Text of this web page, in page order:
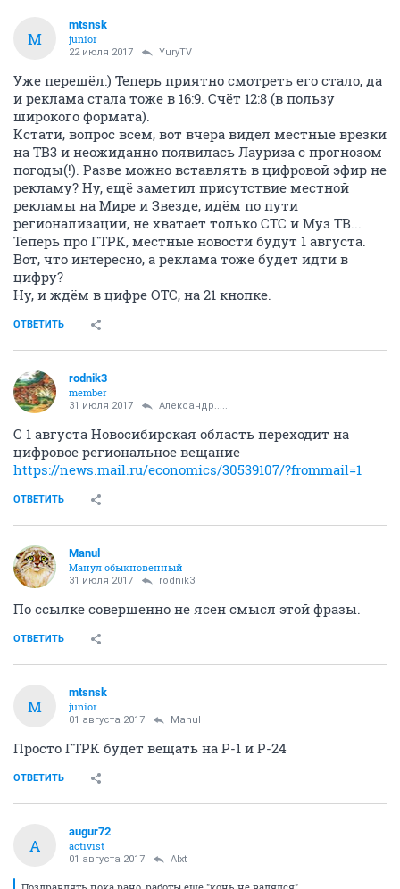
M
mtsnsk
junior
22 июля 2017 YuryTV
Уже перешёл:) Теперь приятно смотреть его стало, да
и реклама стала тоже в 16:9. Счёт 12:8 (в пользу
широкого формата).
Кстати, вопрос всем, вот вчера видел местные врезки
на ТВ3 и неожиданно появилась Лауриза с прогнозом
погоды(!). Разве можно вставлять в цифровой эфир не
рекламу? Ну, ещё заметил присутствие местной
рекламы на Мире и Звезде, идём по пути
регионализации, не хватает только СТС и Муз ТВ...
Теперь про ГТРК, местные новости будут 1 августа.
Вот, что интересно, а реклама тоже будет идти в
цифру?
Ну, и ждём в цифре ОТС, на 21 кнопке.
ОТВЕТИТЬ
rodnik3
member
31 июля 2017 Александр.....
С 1 августа Новосибирская область переходит на
цифровое региональное вещание
https://news.mail.ru/economics/30539107/?frommail=1
ОТВЕТИТЬ
Manul
Манул обыкновенный
31 июля 2017 rodnik3
По ссылке совершенно не ясен смысл этой фразы.
ОТВЕТИТЬ
M
mtsnsk
junior
01 августа 2017 Manul
Просто ГТРК будет вещать на Р-1 и Р-24
ОТВЕТИТЬ
A
augur72
activist
01 августа 2017 Alxt